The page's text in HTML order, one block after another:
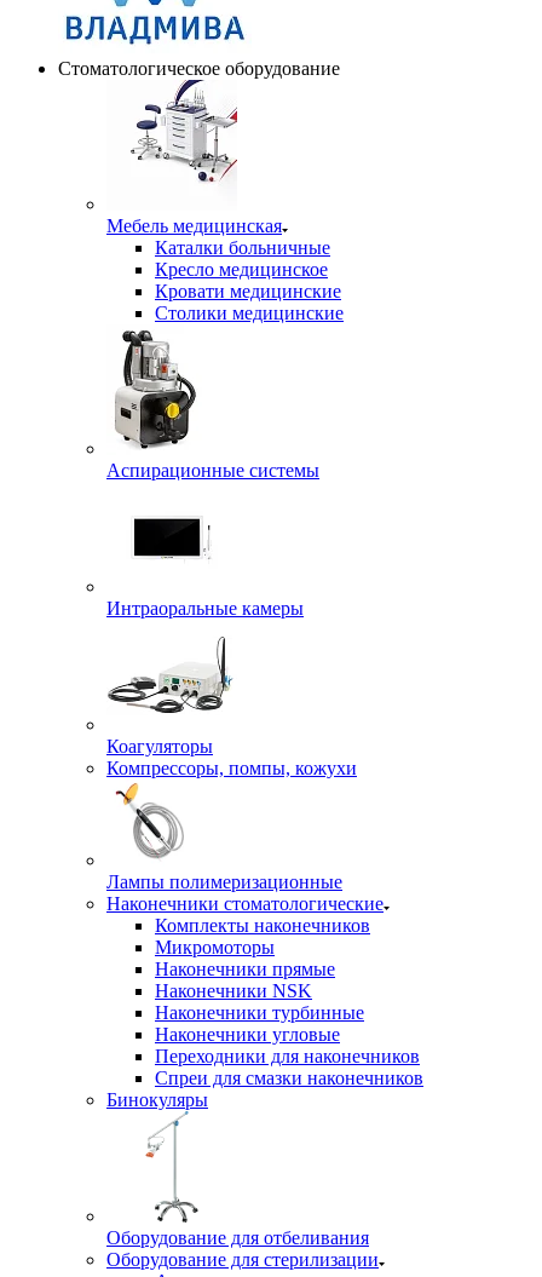
Стоматологическое оборудование
Мебель медицинская
Каталки больничные
Кресло медицинское
Кровати медицинские
Столики медицинские
Аспирационные системы
Интраоральные камеры
Коагуляторы
Компрессоры, помпы, кожухи
Лампы полимеризационные
Наконечники стоматологические
Комплекты наконечников
Микромоторы
Наконечники прямые
Наконечники NSK
Наконечники турбинные
Наконечники угловые
Переходники для наконечников
Спреи для смазки наконечников
Бинокуляры
Оборудование для отбеливания
Оборудование для стерилизации